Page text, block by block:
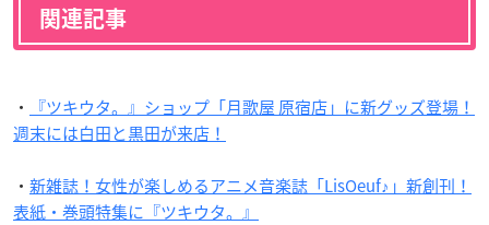
関連記事
・
『ツキウタ。』ショップ「月歌屋 原宿店」に新グッズ登場！
週末には白田と黒田が来店！
・ 新雑誌！女性が楽しめるアニメ音楽誌「LisOeuf♪」新創刊！
表紙・巻頭特集に『ツキウタ。』